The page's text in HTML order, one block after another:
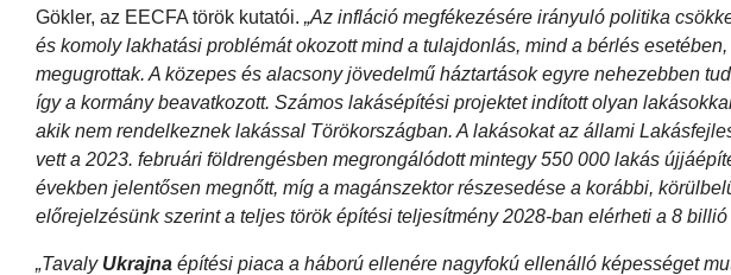
Gökler, az EECFA török kutatói. „Az infláció megfékezésére irányuló politika
és komoly lakhatási problémát okozott mind a tulajdonlás, mind a bérlés
megugrottak. A közepes és alacsony jövedelmű háztartások egyre nehezebben
így a kormány beavatkozott. Számos lakásépítési projektet indított olyan
akik nem rendelkeznek lakással Törökországban. A lakásokat az állami
vett a 2023. februári földrengésben megrongálódott mintegy 550 000 lakás
években jelentősen megnőtt, míg a magánszektor részesedése a korábbi,
előrejelzésünk szerint a teljes török építési teljesítmény 2028-ban elérheti a 8
„Tavaly Ukrajna építési piaca a háború ellenére nagyfokú ellenálló képességet